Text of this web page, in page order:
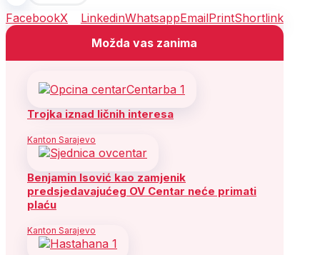
FacebookX LinkedinWhatsappEmailPrintShortlink
Možda vas zanima
Trojka iznad ličnih interesa
Kanton Sarajevo
Benjamin Isović kao zamjenik
predsjedavajućeg OV Centar neće primati
plaću
Kanton Sarajevo